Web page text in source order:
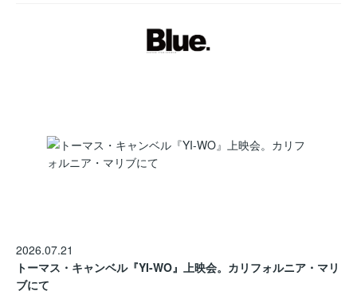
2026.07.21
トーマス・キャンベル『YI-WO』上映会。カリフォルニア・マリ
ブにて